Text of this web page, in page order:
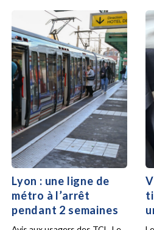
Lyon : une ligne de
métro à l’arrêt
pendant 2 semaines